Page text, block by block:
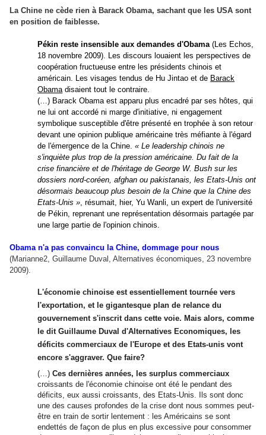
La Chine ne cède rien à Barack Obama, sachant que les USA sont
en position de faiblesse.
Pékin reste insensible aux demandes d'Obama (Les Echos,
18 novembre 2009). Les discours louaient les perspectives de
coopération fructueuse entre les présidents chinois et
américain. Les visages tendus de Hu Jintao et de Barack
Obamadisaient tout le contraire.
(…) Barack Obama est apparu plus encadré par ses hôtes, qui
ne lui ont accordé ni marge d'initiative, ni engagement
symbolique susceptible d'être présenté en trophée à son retour
devant une opinion publique américaine très méfiante à l'égard
de l'émergence de la Chine.« Le leadership chinois ne
s'inquiète plus trop de la pression américaine. Du fait de la
crise financière et de l'héritage de George W. Bush sur les
dossiers nord-coréen, afghan ou pakistanais, les Etats-Unis ont
désormais beaucoup plus besoin de la Chine que la Chine des
Etats-Unis », résumait, hier, Yu Wanli, un expert de l'université
de Pékin, reprenant une représentation désormais partagée par
une large partie de l'opinion chinois.
Obama n'a pas convaincu la Chine, dommage pour nous
(Marianne2, Guillaume Duval, Alternatives économiques, 23 novembre
2009).
L'économie chinoise est essentiellement tournée vers
l'exportation, et le gigantesque plan de relance du
gouvernement s'inscrit dans cette voie. Mais alors, comme
le dit Guillaume Duval d'Alternatives Economiques, les
déficits commerciaux de l'Europe et des Etats-unis vont
encore s'aggraver. Que faire?
(…) Ces dernières années, les surplus commerciaux
croissants de l'économie chinoise ont été le pendant des
déficits, eux aussi croissants, des Etats-Unis. Ils sont donc
une des causes profondes de la crise dont nous sommes peut-
être en train de sortir lentement : les Américains se sont
endettés de façon de plus en plus excessive pour consommer